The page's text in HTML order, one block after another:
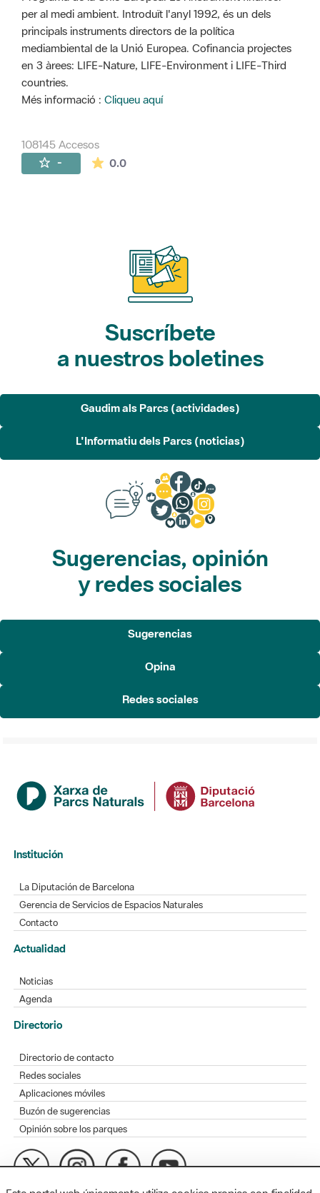
per al medi ambient. Introduït l'anyl 1992, és un dels
principals instruments directors de la política
mediambiental de la Unió Europea. Cofinancia projectes
en 3 àrees: LIFE-Nature, LIFE-Environment i LIFE-Third
countries.
Més informació : Cliqueu aquí
108145 Accesos
- 0.0La valoración media es de 0 estrellas de
Suscríbete
a nuestros boletines
Gaudim als Parcs (actividades)
L'Informatiu dels Parcs (noticias)
Sugerencias, opinión
y redes sociales
Sugerencias
Opina
Redes sociales
Institución
La Diputación de Barcelona
Gerencia de Servicios de Espacios Naturales
Contacto
Actualidad
Noticias
Agenda
Directorio
Directorio de contacto
Redes sociales
Aplicaciones móviles
Buzón de sugerencias
Opinión sobre los parques